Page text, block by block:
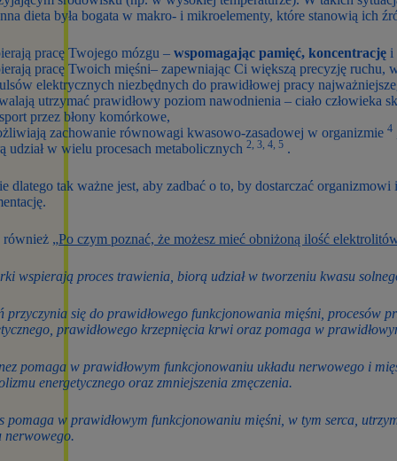
dieta była bogata w makro- i mikroelementy, które stanowią ich
pracę Twojego mózgu – wspomagając pamięć, koncentrację i
pracę Twoich mięśni– zapewniając Ci większą precyzję ruchu,
elektrycznych niezbędnych do prawidłowej pracy
utrzymać prawidłowy poziom nawodnienia – ciało człowieka
przez błony komórkowe,
zachowanie równowagi kwasowo-zasadowej w organizmie 4
udział w wielu procesach metabolicznych 2, 3, 4, 5 .
dlatego tak ważne jest, aby zadbać o to, by dostarczać
„Po czym poznać, że możesz mieć obniżoną ilość
wspierają proces trawienia, biorą udział w tworzeniu kwasu
przyczynia się do prawidłowego funkcjonowania mięśni, procesów
prawidłowego krzepnięcia krwi oraz pomaga w
pomaga w prawidłowym funkcjonowaniu układu nerwowego i
energetycznego oraz zmniejszenia zmęczenia.
pomaga w prawidłowym funkcjonowaniu mięśni, w tym serca,
nerwowego.